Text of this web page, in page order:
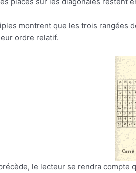
placés sur les diagonales restent
montrent que les trois rangées
ordre relatif.
le lecteur se rendra compte